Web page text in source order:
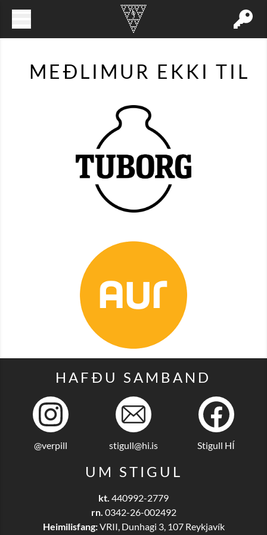
MEÐLIMUR EKKI TIL
HAFÐU SAMBAND
@verpill stigull@hi.is Stigull HÍ
UM STIGUL
kt. 440992-2779
rn. 0342-26-002492
Heimilisfang:VRII, Dunhagi 3, 107 Reykjavík